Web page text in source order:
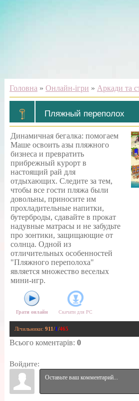
Головна » Онлайн-ігри » Аркади та
Пляжный переполох
Динамичная бегалка: помогаем
Маше освоить азы пляжного
бизнеса и превратить
прибрежный курорт в
настоящий рай для
отдыхающих. Следите за тем,
чтобы все гости пляжа были
довольны, приносите им
прохладительные напитки,
бутерброды, сдавайте в прокат
надувные матрасы и не забудьте
про зонтики, защищающие от
солнца. Одной из
отличительных особенностей
"Пляжного переполоха"
является множество веселых
мини-игр.
Грати онлайн Скачати для PC
Лічильники: 911 /1 /465
Всього коментарів: 0
Войдите: